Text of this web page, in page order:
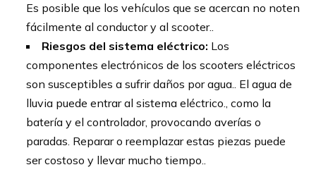
Es posible que los vehículos que se acercan no noten
fácilmente al conductor y al scooter..
Riesgos del sistema eléctrico: Los
componentes electrónicos de los scooters eléctricos
son susceptibles a sufrir daños por agua.. El agua de
lluvia puede entrar al sistema eléctrico., como la
batería y el controlador, provocando averías o
paradas. Reparar o reemplazar estas piezas puede
ser costoso y llevar mucho tiempo..